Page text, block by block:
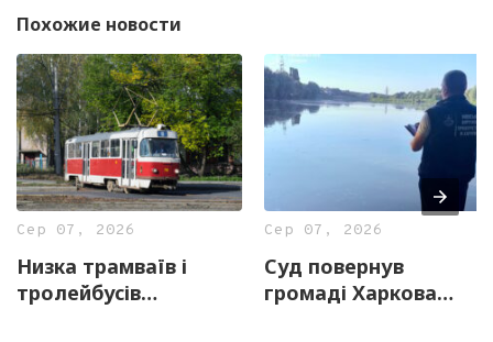
Похожие новости
Сер 07, 2026
Низка трамваїв і
тролейбусів
Сер 07, 2026
Суд повернув
громаді Харкова